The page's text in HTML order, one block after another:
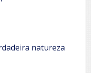
natureza